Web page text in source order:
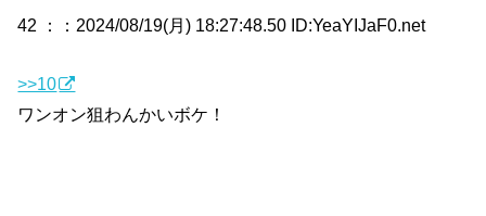
42 ： ：2024/08/19(月) 18:27:48.50 ID:YeaYIJaF0.net
>>10
ワンオン狙わんかいボケ！